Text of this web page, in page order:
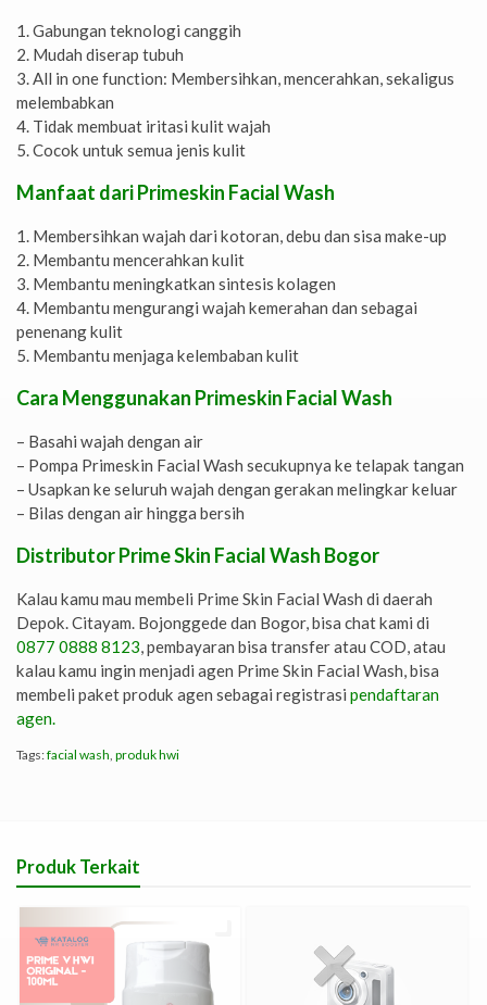
1. Gabungan teknologi canggih
2. Mudah diserap tubuh
3. All in one function: Membersihkan, mencerahkan, sekaligus
melembabkan
4. Tidak membuat iritasi kulit wajah
5. Cocok untuk semua jenis kulit
Manfaat dari Primeskin Facial Wash
1. Membersihkan wajah dari kotoran, debu dan sisa make-up
2. Membantu mencerahkan kulit
3. Membantu meningkatkan sintesis kolagen
4. Membantu mengurangi wajah kemerahan dan sebagai
penenang kulit
5. Membantu menjaga kelembaban kulit
Cara Menggunakan Primeskin Facial Wash
– Basahi wajah dengan air
– Pompa Primeskin Facial Wash secukupnya ke telapak tangan
– Usapkan ke seluruh wajah dengan gerakan melingkar keluar
– Bilas dengan air hingga bersih
Distributor Prime Skin Facial Wash Bogor
Kalau kamu mau membeli Prime Skin Facial Wash di daerah
Depok. Citayam. Bojonggede dan Bogor, bisa chat kami di
0877 0888 8123, pembayaran bisa transfer atau COD, atau
kalau kamu ingin menjadi agen Prime Skin Facial Wash, bisa
membeli paket produk agen sebagai registrasi pendaftaran
agen.
Tags:facial wash produk hwi
Produk Terkait